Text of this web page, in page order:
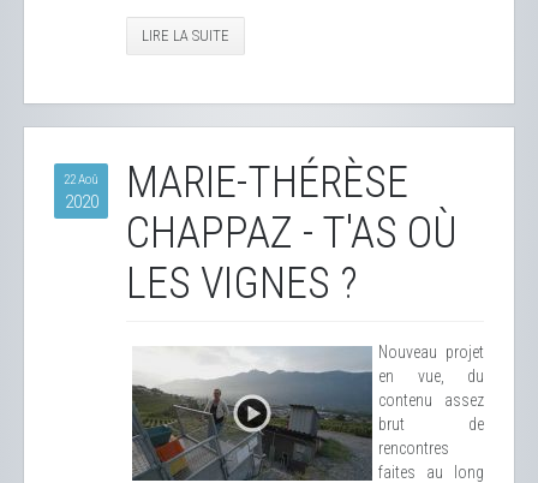
LIRE LA SUITE
22 Aoû
2020
MARIE-THÉRÈSE
CHAPPAZ - T'AS OÙ
LES VIGNES ?
Nouveau projet
en vue, du
contenu assez
brut de
rencontres
faites au long